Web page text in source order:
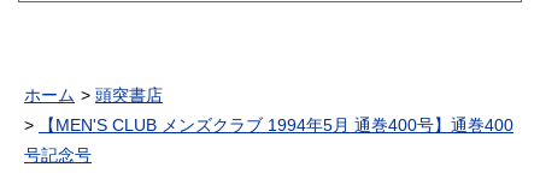
ホーム
頭突書店
【MEN'S CLUB メンズクラブ 1994年5月 通巻400号】通巻400
号記念号